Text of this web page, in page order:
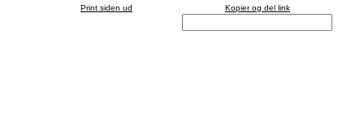
Print siden ud Kopier og del link